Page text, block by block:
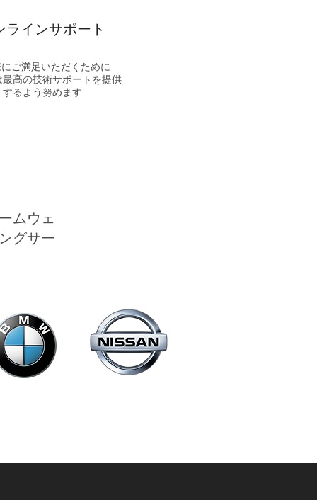
ラインサポート
ご満足いただくために
高の技術サポートを提供
するよう努めます
ムウェ
グサー